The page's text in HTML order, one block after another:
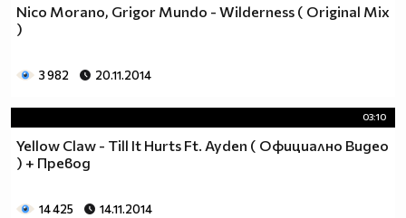
Nico Morano, Grigor Mundo - Wilderness ( Original Mix
)
3 982 20.11.2014
03:10
Yellow Claw - Till It Hurts Ft. Ayden ( Официално Видео
) + Превод
14 425 14.11.2014